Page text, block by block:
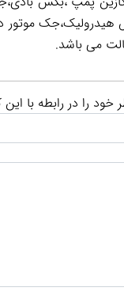
هیدرولیک،جک موتور
می باشد.
خود را در رابطه با این